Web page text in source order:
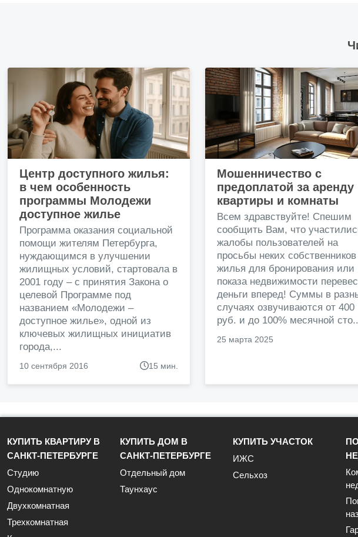
Центр доступного жилья:
в чем особенность
программы Молодежи
доступное жилье
Программа оказания социальной
помощи жителям Петербурга,
нуждающимся в улучшении
жилищных условий, стартовала в
2001 году – с принятия Закона о
целевой Программе под
названием «Молодежи –
доступное жилье», одной из
ключевых жилищных инициатив
города,...
10 сентября 2016 15 мин.
Мошенничество с
предоплатой за аренду
квартиры и комнаты
Всем здравствуйте! Спешим
сообщить Вам, что
жалобы пользователей на
просьбы неких собственников
жилья для бронирования или
показа недвижимости
деньги вперед! Суммы в
случаях озвучиваются от 400
руб. и до 100% месячной
25 марта 2025
КУПИТЬ КВАРТИРУ В
САНКТ-ПЕТЕРБУРГЕ
Студию
Однокомнатную
Двухкомнатная
Трехкомнатная
КУПИТЬ ДОМ В
САНКТ-ПЕТЕРБУРГЕ
Отдельный дом
Таунхаус
КУПИТЬ УЧАСТОК
ИЖС
Сельхоз